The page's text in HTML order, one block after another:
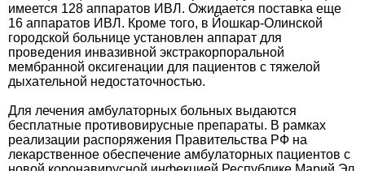
имеется 128 аппаратов ИВЛ. Ожидается поставка еще
16 аппаратов ИВЛ. Кроме того, в Йошкар-Олинской
городской больнице установлен аппарат для
проведения инвазивной экстракорпоральной
мембранной оксигенации для пациентов с тяжелой
дыхательной недостаточностью.
Для лечения амбулаторных больных выдаются
бесплатные противовирусные препараты. В рамках
реализации распоряжения Правительства РФ на
лекарственное обеспечение амбулаторных пациентов с